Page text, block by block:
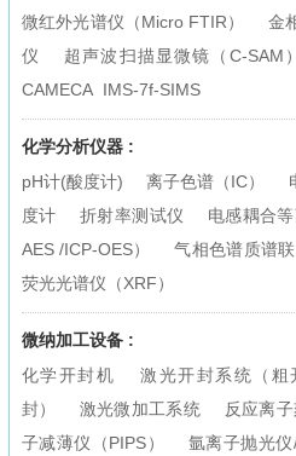
微红外光谱仪（Micro FTIR）
金
仪
超声波扫描显微镜（C-SAM）
CAMECA IMS-7f-SIMS
化学分析仪器 :
pH计(酸度计)
离子色谱（IC）
度计
折射率测试仪
电感耦合
AES /ICP-OES）
气相色谱质谱联
荧光光谱仪（XRF）
微纳加工设备 :
化学开封机
激光开封系统（粗
封）
激光微加工系统 反应离子
子减薄仪（PIPS）
氩离子抛光